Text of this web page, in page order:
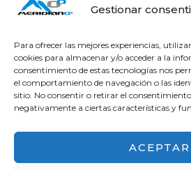
Gestionar
Para ofrecer las mejores experiencias,
cookies para almacenar y/o acceder a la
consentimiento de estas tecnologías nos
el comportamiento de navegación o las
sitio. No consentir o retirar el
negativamente a ciertas características y
ACEPTAR
Financiado por la Unión Europea
en el Programa KIT Digital. Plan
Transformación y Resiliencia de
Generation EU». IMPORTE